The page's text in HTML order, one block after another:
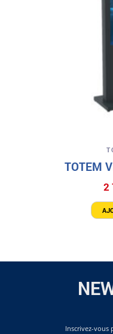
TOTEM
2
Inscrivez-vous